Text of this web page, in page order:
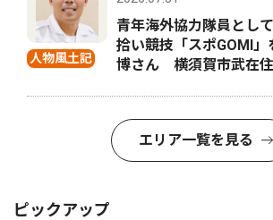
人物風土記
青年海外協力隊員とし
拾い競技「スポGOMI
博さん 横須賀市武在
エリア一覧を見る
ピックアップ